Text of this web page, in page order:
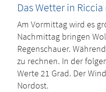
Das Wetter in
Am Vormittag wird es
Nachmittag bringen
Regenschauer.
zu rechnen. In der
Werte 21 Grad. Der
Nordost.